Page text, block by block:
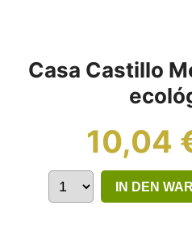
Casa Castillo
10,04
IN DEN